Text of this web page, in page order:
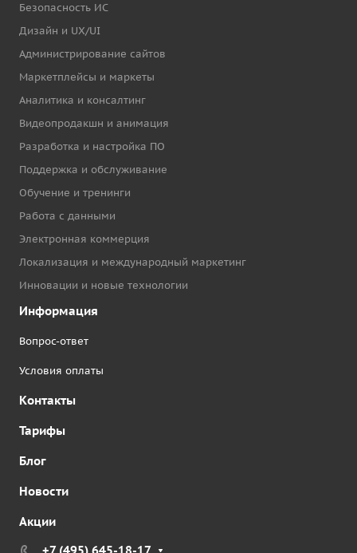
Безопасность ИС
Дизайн и UX/UI
Администрирование сайтов
Маркетплейсы и маркеты
Аналитика и консалтинг
Видеопродакшн и анимация
Разработка и настройка ПО
Поддержка и обслуживание
Обучение и тренинги
Работа с данными
Электронная коммерция
Локализация и международный маркетинг
Инновации и новые технологии
Информация
Вопрос-ответ
Условия оплаты
Контакты
Тарифы
Блог
Новости
Акции